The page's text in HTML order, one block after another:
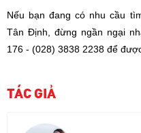
Nếu bạn đang có nhu cầu
Tân Định, đừng ngần ngại
176 - (028) 3838 2238 để
TÁC GIẢ